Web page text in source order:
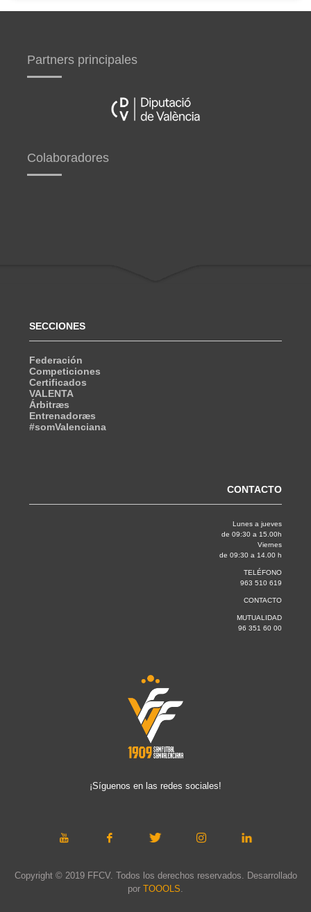
Partners principales
Colaboradores
SECCIONES
Federación
Competiciones
Certificados
VALENTA
Árbitræs
Entrenadoræs
#somValenciana
CONTACTO
Lunes a jueves
de 09:30 a 15.00h
Viernes
de 09:30 a 14.00 h
TELÉFONO
963 510 619
CONTACTO
MUTUALIDAD
96 351 60 00
¡Síguenos en las redes sociales!
Copyright © 2019 FFCV. Todos los derechos reservados. Desarrollado
por TOOOLS